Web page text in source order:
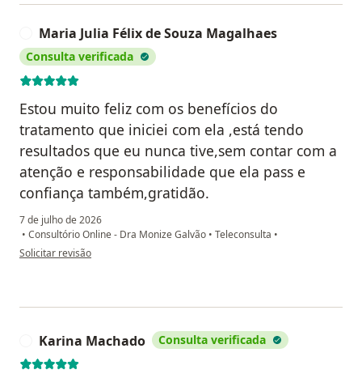
Maria Julia Félix de Souza Magalhaes
Consulta verificada
Estou muito feliz com os benefícios do
tratamento que iniciei com ela ,está tendo
resultados que eu nunca tive,sem contar com a
atenção e responsabilidade que ela pass e
confiança também,gratidão.
7 de julho de 2026
• Consultório Online - Dra Monize Galvão • Teleconsulta •
na opinião do utilizador Maria Julia Félix de Souza Magalhaes
Solicitar revisão
Karina Machado Consulta verificada